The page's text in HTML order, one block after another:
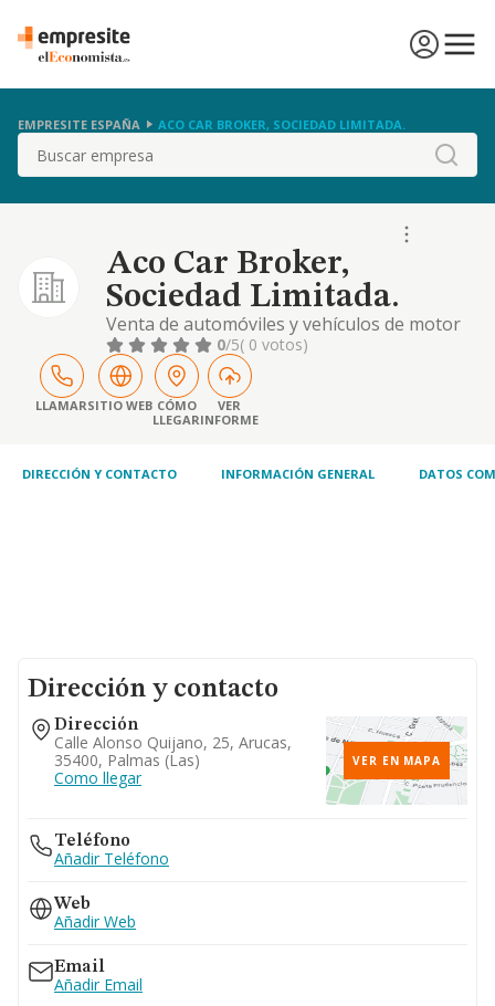
EMPRESITE ESPAÑA ACO CAR BROKER, SOCIEDAD LIMITADA.
Buscar
Aco Car Broker,
Sociedad Limitada.
Venta de automóviles y vehículos de motor
ligeros. intermediación del comercio. la
prestación de servicios de intermediación
comercial a empresas comunitarios o de
terceros países, así como de consultoría
especializada en materia de comercio
0/5( 0 votos)
LLAMARSITIO WEB CÓMO
LLEGAR
VER
INFORME
DIRECCIÓN Y CONTACTO INFORMACIÓN GENERAL DATOS
Dirección y contacto
Dirección
Calle Alonso Quijano, 25, Arucas,
35400, Palmas (las)
Como llegar
VER EN MAPA
Teléfono
Añadir Teléfono
Web
Añadir Web
Email
Añadir Email